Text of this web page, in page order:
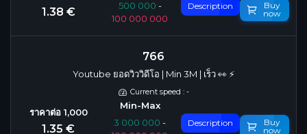
1.38 € 500 000 -
100 000 000
Description
Buy
now
766
Youtube ยอดวิววิดีโอ | Min 3M | เร็ว 👀 ⚡️
Current speed : -
1.35 € 3 000 000 -
Description
Buy
now